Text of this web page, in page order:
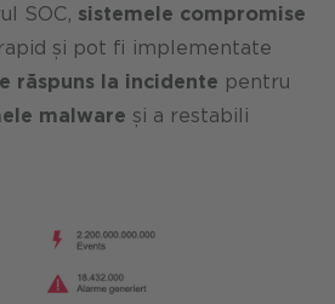
SOC, sistemele compromise
și pot fi implementate
răspuns la incidente pentru
malware și a restabili